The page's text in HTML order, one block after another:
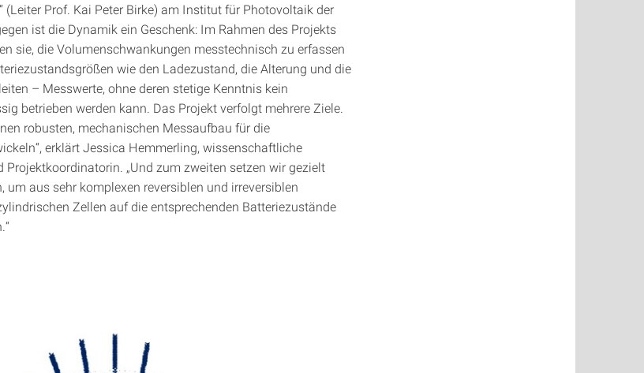
(Leiter Prof. Kai Peter Birke) am Institut für Photovoltaik der
ist die Dynamik ein Geschenk: Im Rahmen des Projekts
sie, die Volumenschwankungen messtechnisch zu erfassen
wie den Ladezustand, die Alterung und die
– Messwerte, ohne deren stetige Kenntnis kein
betrieben werden kann. Das Projekt verfolgt mehrere Ziele.
robusten, mechanischen Messaufbau für die
erklärt Jessica Hemmerling, wissenschaftliche
Projektkoordinatorin. „Und zum zweiten setzen wir gezielt
um aus sehr komplexen reversiblen und irreversiblen
Zellen auf die entsprechenden Batteriezustände